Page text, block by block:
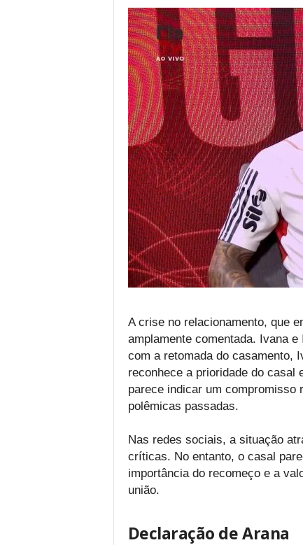
A crise no relacionamento, que
amplamente comentada. Ivana
com a retomada do casamento,
reconhece a prioridade do casal
parece indicar um compromisso
polêmicas passadas.
Nas redes sociais, a situação
críticas. No entanto, o casal
importância do recomeço e a
união.
Declaração de Arana